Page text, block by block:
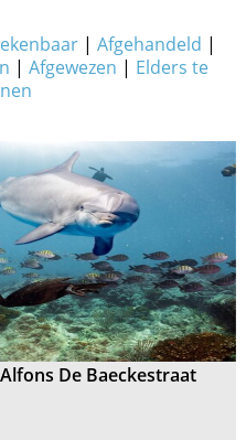
| Afgehandeld |
| Afgewezen | Elders te
De Baeckestraat